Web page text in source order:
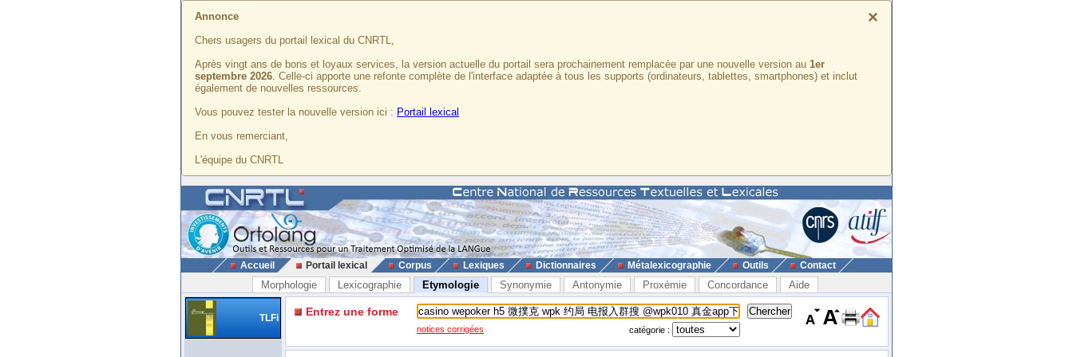
×
Annonce
Chers usagers du portail lexical du CNRTL,
Après vingt ans de bons et loyaux services, la version actuelle du portail sera prochainement remplacée par une nouvelle version au 1er
septembre 2026. Celle-ci apporte une refonte complète de l'interface adaptée à tous les supports (ordinateurs, tablettes, smartphones) et inclut
également de nouvelles ressources.
Vous pouvez tester la nouvelle version ici : Portail lexical
En vous remerciant,
L'équipe du CNRTL
Accueil Portail lexical Corpus Lexiques Dictionnaires Métalexicographie Outils Contact
Morphologie Lexicographie Etymologie Synonymie Antonymie Proxémie Concordance Aide
TLFi Entrez une forme
notices corrigées catégorie :